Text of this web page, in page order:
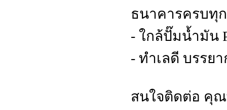
ธนาคารครบทุ
- ใกล้ปั๊มน้ำมัน
- ทำเลดี บรรย
สนใจติดต่อ คุณ